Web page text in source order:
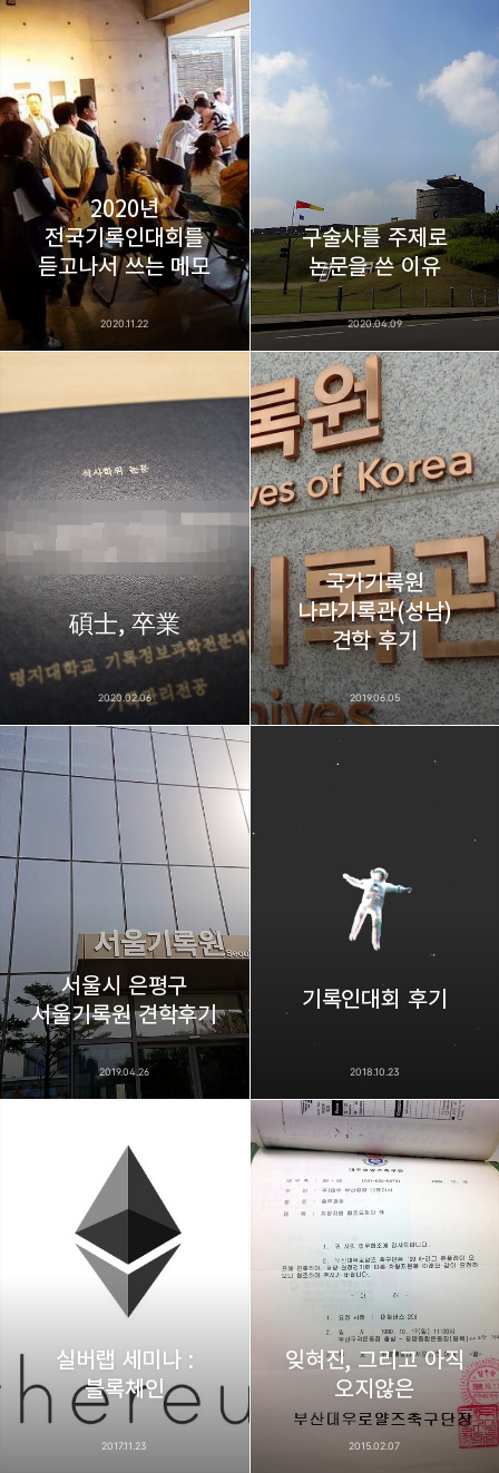
2020년
전국기록인대회를
듣고나서 쓰는 메모
2020.11.22
구술사를 주제로
논문을 쓴 이유
2020.04.09
碩士, 卒業
2020.02.06
국가기록원
나라기록관(성남)
견학 후기
2019.06.05
서울시 은평구
서울기록원 견학후기
2019.04.26
기록인대회 후기
2018.10.23
실버랩 세미나 :
블록체인
2017.11.23
잊혀진, 그리고 아직
오지않은
2015.02.07